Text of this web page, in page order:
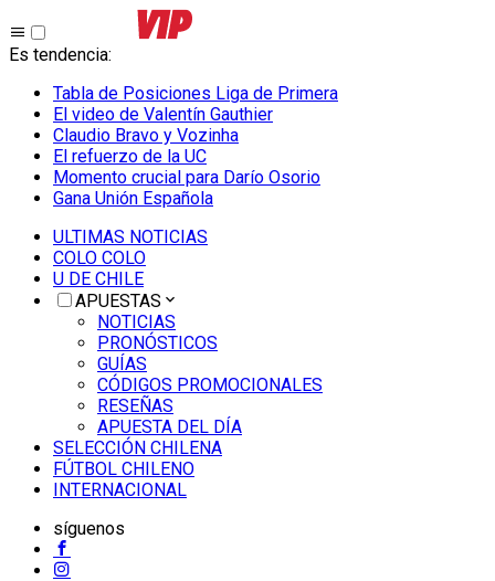
Es tendencia:
Tabla de Posiciones Liga de Primera
El video de Valentín Gauthier
Claudio Bravo y Vozinha
El refuerzo de la UC
Momento crucial para Darío Osorio
Gana Unión Española
ULTIMAS NOTICIAS
COLO COLO
U DE CHILE
APUESTAS
NOTICIAS
PRONÓSTICOS
GUÍAS
CÓDIGOS PROMOCIONALES
RESEÑAS
APUESTA DEL DÍA
SELECCIÓN CHILENA
FÚTBOL CHILENO
INTERNACIONAL
síguenos